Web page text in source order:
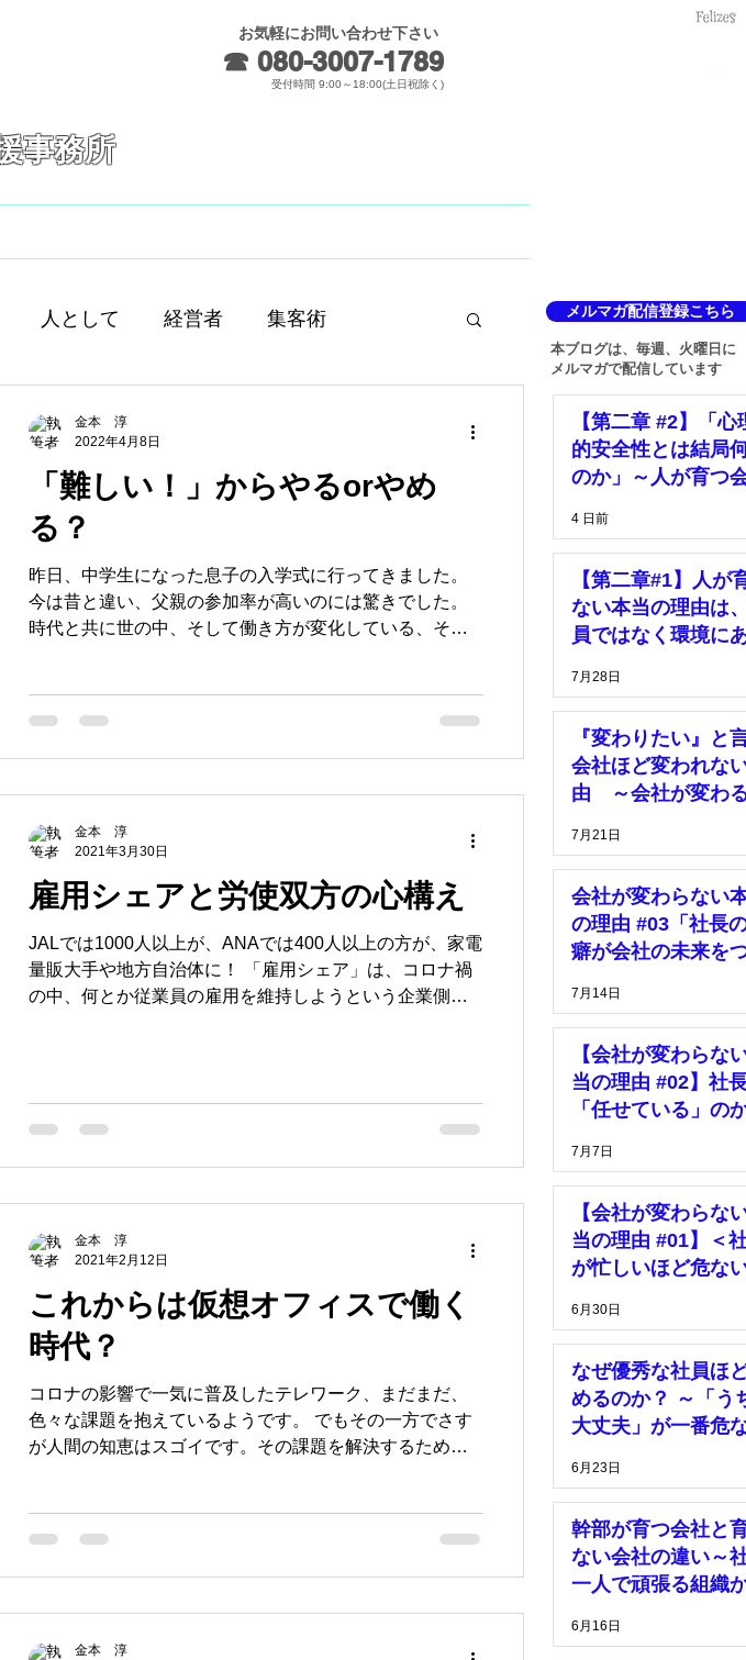
事務所
お気軽にお問い合わせ下さい
☎ 080-3007-1789​
受付時間 9:00～18:00(土日祝除く)
人として 経営者 集客術
経営ツール 心理 価格
場づくり 成功 マーケティング
「難しい！」からやるorやめ
る？
昨日、中学生になった息子の入学式に行ってきました。
今は昔と違い、父親の参加率が高いのには驚きでした。
時代と共に世の中、そして働き方が変化している、そし
金本 淳
2022年4月8日
雇用シェアと労使双方の心構え
JALでは1000人以上が、ANAでは400人以上の方が、家電
量販大手や地方自治体に！ 「雇用シェア」は、コロナ禍
の中、何とか従業員の雇用を維持しようという企業側の
金本 淳
2021年3月30日
これからは仮想オフィスで働く
時代？
コロナの影響で一気に普及したテレワーク、まだまだ、
色々な課題を抱えているようです。 でもその一方でさす
が人間の知恵はスゴイです。その課題を解決するための
金本 淳
2021年2月12日
金本 淳
メルマガ配信登録こちら
本ブログは、毎週、火曜日に
メルマガで配信しています
【第二章 #2】「心
的安全性とは結局
のか」～人が育つ
きる環境」がある
4 日前
【第二章#1】人が
ない本当の理由は
員ではなく環境に
7月28日
『変わりたい』と
会社ほど変われな
由 ～会社が変わ
った時～
7月21日
会社が変わらない
の理由 #03「社長
癖が会社の未来を
7月14日
【会社が変わらな
当の理由 #02】社
「任せている」の
7月7日
【会社が変わらな
当の理由 #01】＜
が忙しいほど危な
6月30日
なぜ優秀な社員ほ
めるのか？ ～「う
大丈夫」が一番危
6月23日
幹部が育つ会社と
ない会社の違い～
一人で頑張る組織
6月16日